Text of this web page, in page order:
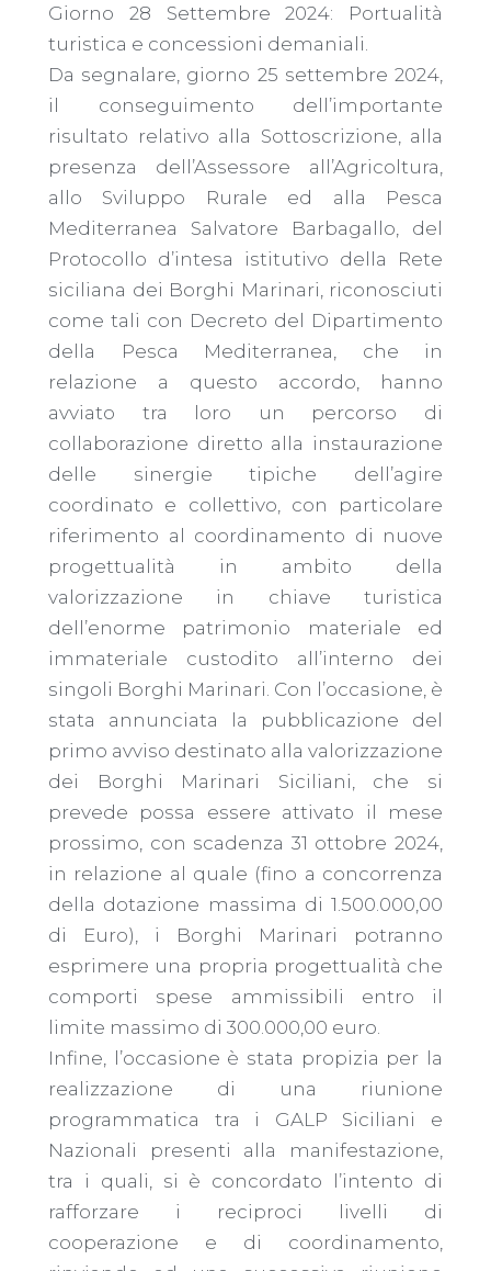
Giorno 28 Settembre 2024: Portualità
turistica e concessioni demaniali.
Da segnalare, giorno 25 settembre 2024,
il conseguimento dell’importante
risultato relativo alla Sottoscrizione, alla
presenza dell’Assessore all’Agricoltura,
allo Sviluppo Rurale ed alla Pesca
Mediterranea Salvatore Barbagallo, del
Protocollo d’intesa istitutivo della Rete
siciliana dei Borghi Marinari, riconosciuti
come tali con Decreto del Dipartimento
della Pesca Mediterranea, che in
relazione a questo accordo, hanno
avviato tra loro un percorso di
collaborazione diretto alla instaurazione
delle sinergie tipiche dell’agire
coordinato e collettivo, con particolare
riferimento al coordinamento di nuove
progettualità in ambito della
valorizzazione in chiave turistica
dell’enorme patrimonio materiale ed
immateriale custodito all’interno dei
singoli Borghi Marinari. Con l’occasione, è
stata annunciata la pubblicazione del
primo avviso destinato alla valorizzazione
dei Borghi Marinari Siciliani, che si
prevede possa essere attivato il mese
prossimo, con scadenza 31 ottobre 2024,
in relazione al quale (fino a concorrenza
della dotazione massima di 1.500.000,00
di Euro), i Borghi Marinari potranno
esprimere una propria progettualità che
comporti spese ammissibili entro il
limite massimo di 300.000,00 euro.
Infine, l’occasione è stata propizia per la
realizzazione di una riunione
programmatica tra i GALP Siciliani e
Nazionali presenti alla manifestazione,
tra i quali, si è concordato l’intento di
rafforzare i reciproci livelli di
cooperazione e di coordinamento,